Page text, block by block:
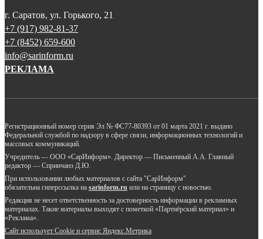
г. Саратов, ул. Горького, 21
+7 (917) 982-81-37
+7 (8452) 659-600
info@sarinform.ru
РЕКЛАМА
Регистрационный номер серия Эл № ФС77-80393 от 01 марта 2021 г. выдано
Федеральной службой по надзору в сфере связи, информационных технологий и
массовых коммуникаций.
Учредитель — ООО «СарИнформ». Директор — Письменный А.А. Главный
редактор — Спринчанэ Д.Ю.
При использовании любых материалов с сайта "СарИнформ"
обязательна гиперссылка на sarinform.ru или на страницу с новостью.
Редакция не несет ответственность за достоверность информации в рекламных
материалах. Такие материалы выходят с пометкой «Партнёрский материал» и
«Реклама».
Сайт использует Cookie и сервиc Яндекс.Метрика